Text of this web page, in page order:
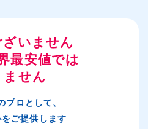
ざいません
最安値では
ません
プロとして、
ご提供します